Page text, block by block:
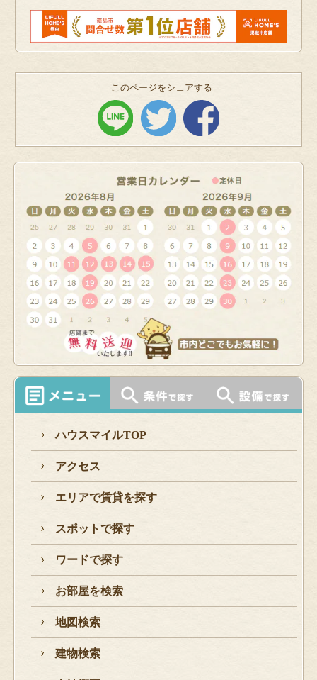
このページをシェアする
ハウスマイルTOP
アクセス
エリアで賃貸を探す
スポットで探す
ワードで探す
お部屋を検索
地図検索
建物検索